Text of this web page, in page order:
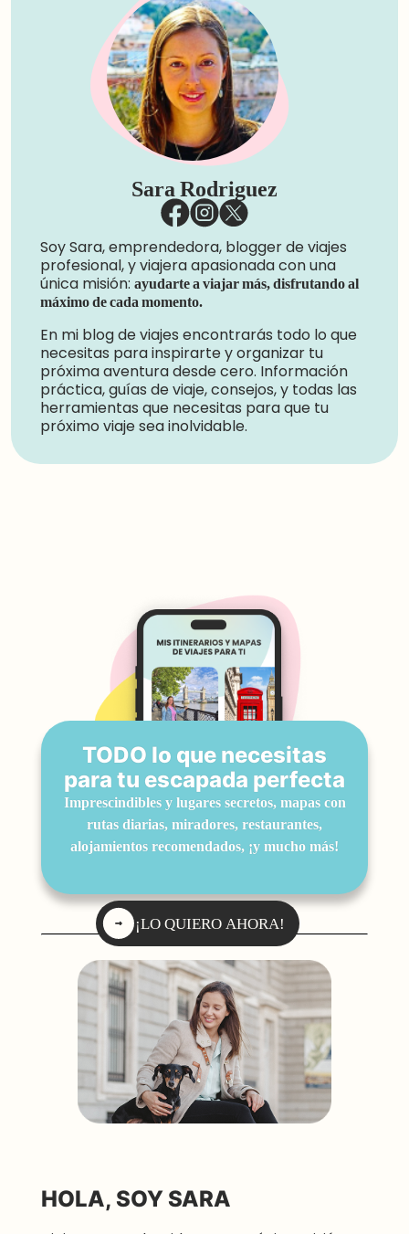
Sara Rodriguez
Soy Sara, emprendedora, blogger de viajes
profesional, y viajera apasionada con una
única misión: ayudarte a viajar más, disfrutando al
máximo de cada momento.
En mi blog de viajes encontrarás todo lo que
necesitas para inspirarte y organizar tu
próxima aventura desde cero. Información
práctica, guías de viaje, consejos, y todas las
herramientas que necesitas para que tu
próximo viaje sea inolvidable.
TODO lo que necesitas
para tu escapada perfecta
Imprescindibles y lugares secretos, mapas con
rutas diarias, miradores, restaurantes,
alojamientos recomendados, ¡y mucho más!
¡LO QUIERO AHORA!
HOLA, SOY SARA